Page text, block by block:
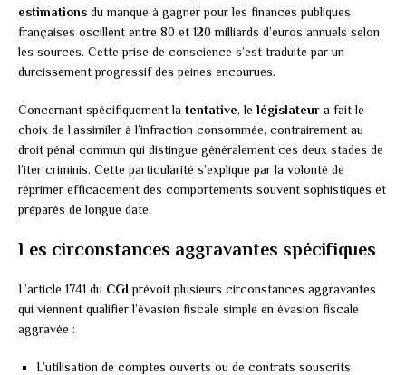
estimations du manque à gagner pour les finances publiques
françaises oscillent entre 80 et 120 milliards d’euros annuels selon
les sources. Cette prise de conscience s’est traduite par un
durcissement progressif des peines encourues.
Concernant spécifiquement la tentative, le législateur a fait le
choix de l’assimiler à l’infraction consommée, contrairement au
droit pénal commun qui distingue généralement ces deux stades de
l’iter criminis. Cette particularité s’explique par la volonté de
réprimer efficacement des comportements souvent sophistiqués et
préparés de longue date.
Les circonstances aggravantes spécifiques
L’article 1741 du CGI prévoit plusieurs circonstances aggravantes
qui viennent qualifier l’évasion fiscale simple en évasion fiscale
aggravée :
L’utilisation de comptes ouverts ou de contrats souscrits